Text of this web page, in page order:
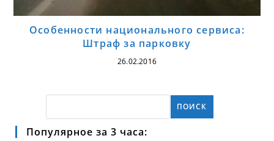
Особенности национального сервиса:
Штраф за парковку
26.02.2016
ПОИСК
Популярное за 3 часа: